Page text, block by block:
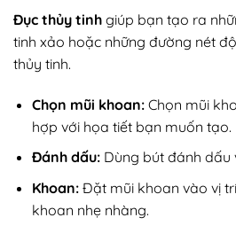
Đục thủy tinh giúp bạn tạo ra
tinh xảo hoặc những đường nét
thủy tinh.
Chọn mũi khoan:Chọn mũi
hợp với họa tiết bạn muốn tạo.
Đánh dấu:Dùng bút đánh dấu
Khoan:Đặt mũi khoan vào vị
khoan nhẹ nhàng.